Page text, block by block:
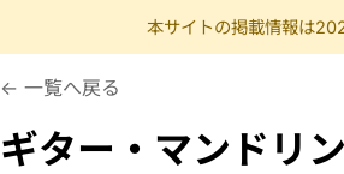
本サイトの掲載情報は
つくばだいがくぎたーまんどりんぶ
一覧へ戻る
ギター・マンドリ